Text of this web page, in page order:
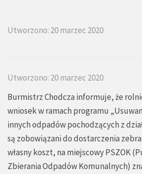
Utworzono: 20 marzec 2020
Utworzono: 20 marzec 2020
Burmistrz Chodcza informuje, że
wniosek w ramach programu
innych odpadów pochodzących z
są zobowiązani do dostarczenia
własny koszt, na miejscowy PSZOK
Zbierania Odpadów Komunalnych)